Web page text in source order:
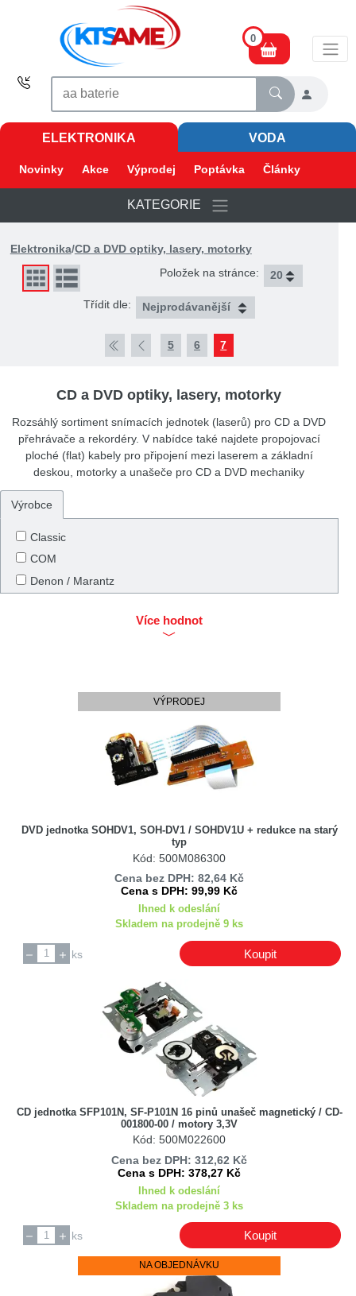
0
ELEKTRONIKA VODA
Novinky Akce Výprodej Poptávka Články
KATEGORIE
Elektronika/CD a DVD optiky, lasery, motorky
Položek na stránce:
Třídit dle:
5 6 7
CD a DVD optiky, lasery, motorky
Rozsáhlý sortiment snímacích jednotek (laserů) pro CD a DVD
přehrávače a rekordéry. V nabídce také najdete propojovací
ploché (flat) kabely pro připojení mezi laserem a základní
deskou, motorky a unašeče pro CD a DVD mechaniky
Výrobce
Classic
COM
Denon / Marantz
Vestel
Více hodnot
VÝPRODEJ
DVD jednotka SOHDV1, SOH-DV1 / SOHDV1U + redukce na starý
typ
Kód: 500M086300
Cena bez DPH: 82,64 Kč
Cena s DPH: 99,99 Kč
Ihned k odeslání
Skladem na prodejně 9 ks
ks Koupit
CD jednotka SFP101N, SF-P101N 16 pinů unašeč magnetický / CD-
001800-00 / motory 3,3V
Kód: 500M022600
Cena bez DPH: 312,62 Kč
Cena s DPH: 378,27 Kč
Ihned k odeslání
Skladem na prodejně 3 ks
ks Koupit
NA OBJEDNÁVKU